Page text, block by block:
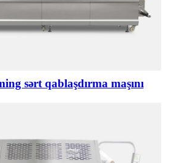
sərt qablaşdırma maşını